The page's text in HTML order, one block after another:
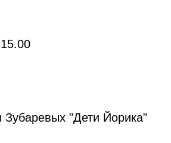
Зубаревых "Дети Йорика"